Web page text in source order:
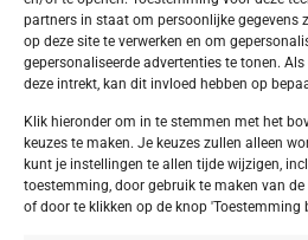
partners in staat om persoonlijke gegevens
op deze site te verwerken en om
gepersonaliseerde advertenties te tonen.
deze intrekt, kan dit invloed hebben op
Klik hieronder om in te stemmen met het
keuzes te maken. Je keuzes zullen alleen
kunt je instellingen te allen tijde wijzigen,
toestemming, door gebruik te maken van
of door te klikken op de knop 'Toestemming
België, Antwerpen
Antwerpen Antwerpen